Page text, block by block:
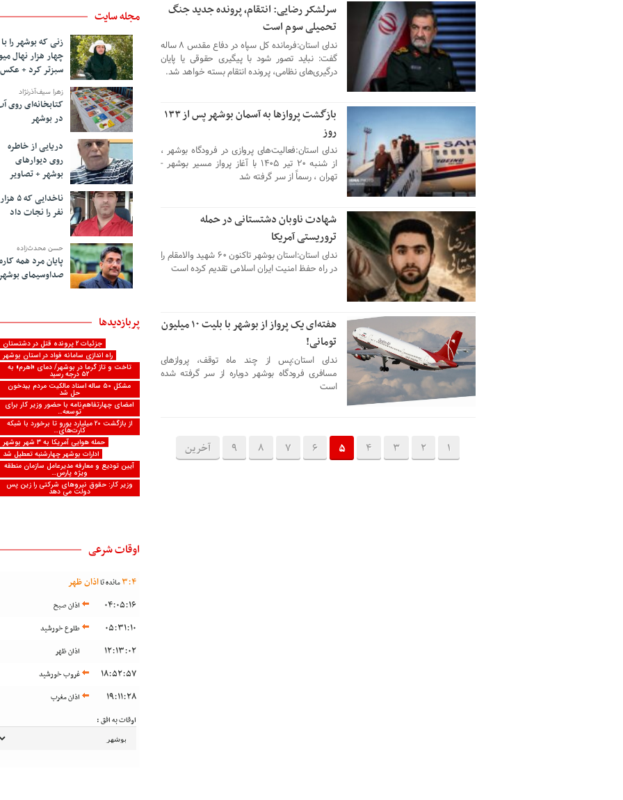
12 جولای 2026
سرلشکر رضایی: انتقام، پرونده جدید جنگ
تحمیلی سوم است
ندای استان:فرمانده کل سپاه در دفاع مقدس ۸ ساله
گفت: نباید تصور شود با پیگیری حقوقی یا پایان
درگیری‌های نظامی، پرونده انتقام بسته خواهد شد.
بازگشت پرواز‌ها به آسمان بوشهر پس از ۱۳۳
روز
ندای استان:فعالیت‌های پروازی در فرودگاه بوشهر ،
از شنبه ۲۰ تیر ۱۴۰۵ با آغاز پرواز مسیر بوشهر -
تهران ، رسماً از سر گرفته شد
12 جولای 2026
شهادت ناوبان دشتستانی در حمله
تروریستی آمریکا
ندای استان:استان بوشهر تاکنون ۶۰ شهید والامقام را
در راه حفظ امنیت ایران اسلامی تقدیم کرده است
12 جولای 2026
هفته‌ای یک پرواز از بوشهر با بلیت ۱۰ میلیون
تومانی!
ندای استان:پس از چند ماه توقف، پروازهای
مسافری فرودگاه بوشهر دوباره از سر گرفته شده
است
1
2
3
4
5
6
7
8
9 آخرین
مجله سایت
زنی که بوشهر را با
چهار هزار نهال
سبزتر کرد + عکس
زهرا سیف‌آذرنژاد
کتابخانه‌ای روی
در بوشهر
دریایی از خاطره
روی دیوارهای
بوشهر + تصاویر
ناخدایی که ۵ هزار
نفر را نجات داد
حسن محدث‌زاده
پایان مرد همه
صداوسیمای
پربازدیدها
جزئیات ۲ پرونده قتل در دشتستان
راه اندازی سامانه فواد در استان بوشهر
تاخت و تاز گرما در بوشهر/ دمای «اهرم» به
۵۲ درجه رسید
مشکل ۵۰ ساله اسناد مالکیت مردم بیدخون
حل شد
امضای چهارتفاهم‌نامه با حضور وزیر کار برای
توسعه…
از بازگشت ۲۰ میلیارد یورو تا برخورد با شبکه
کارت‌های…
حمله هوایی آمریکا به ۳ شهر بوشهر
ادارات بوشهر چهارشنبه تعطیل شد
آیین تودیع و معارفه مدیرعامل سازمان منطقه
ویژه پارس…
وزیر کار: حقوق نیروهای شرکتی را زین پس
دولت می دهد
اوقات شرعی
3:4 مانده تااذان ظهر
04:05:16
اذان صبح
05:31:10 طلوع خورشید
12:13:02 اذان ظهر
18:52:57 غروب خورشید
19:11:28
اذان مغرب
اوقات به افق :